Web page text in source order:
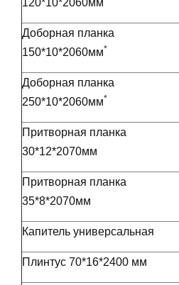
120*10*2060мм
Доборная планка
150*10*2060мм*
Доборная планка
250*10*2060мм*
Притворная планка
30*12*2070мм
Притворная планка
35*8*2070мм
Капитель универсальная
Плинтус 70*16*2400 мм